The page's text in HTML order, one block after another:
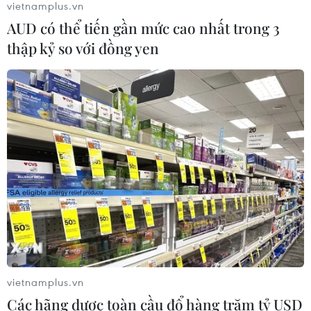
Đà Nẵng tìm "lời giải bài toán" an
ninh nguồn nước
08/08/2026 05:05
Sơn La công bố tình huống khẩn cấp
về thiên tai với hai xã Muổi Nọi, Nậm
Lầu
08/08/2026 03:53
Xem thêm
vietnamplus.vn
AUD có thể tiến gần mức cao nhất trong 3
thập kỷ so với đồng yen
vietnamplus.vn
Các hãng dược toàn cầu đổ hàng trăm tỷ USD